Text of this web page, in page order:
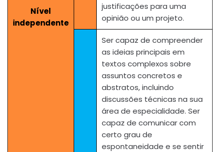
Nível
independente
justificações para uma
opinião ou um projeto.
Ser capaz de compreender
as ideias principais em
textos complexos sobre
assuntos concretos e
abstratos, incluindo
discussões técnicas na sua
área de especialidade. Ser
capaz de comunicar com
certo grau de
espontaneidade e se sentir